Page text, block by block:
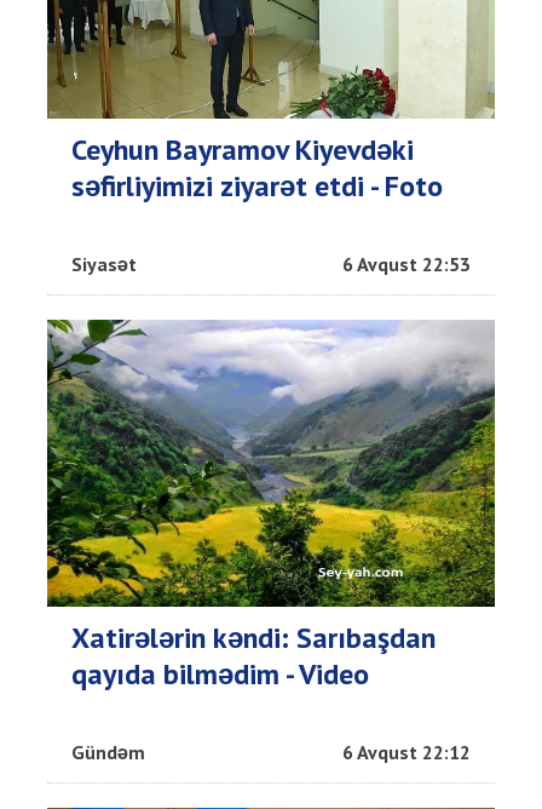
Ceyhun Bayramov Kiyevdəki
səfirliyimizi ziyarət etdi - Foto
Siyasət 6 Avqust 22:53
Xatirələrin kəndi: Sarıbaşdan
qayıda bilmədim - Video
Gündəm 6 Avqust 22:12